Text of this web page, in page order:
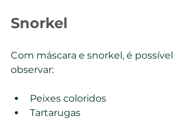
Snorkel
Com máscara e snorkel, é possível
observar:
Peixes coloridos
Tartarugas